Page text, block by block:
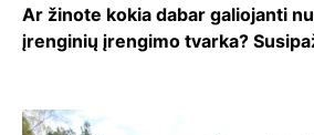
Ar žinote kokia dabar galiojanti
įrenginių įrengimo tvarka?